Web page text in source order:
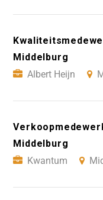
Middelburg
Albert Heijn
Middelburg
Kwantum